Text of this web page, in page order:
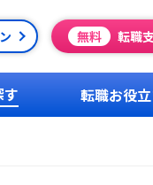
無料 転職
す 転職お役